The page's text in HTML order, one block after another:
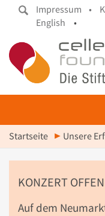
Impressum •
English
•
Startseite Unsere
KONZERT
Auf dem